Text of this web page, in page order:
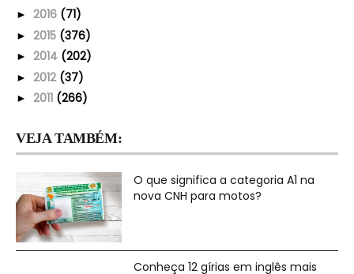
► 2016 (71)
► 2015 (376)
► 2014 (202)
► 2012 (37)
► 2011 (266)
VEJA TAMBÉM:
O que significa a categoria A1 na
nova CNH para motos?
Conheça 12 gírias em inglês mais